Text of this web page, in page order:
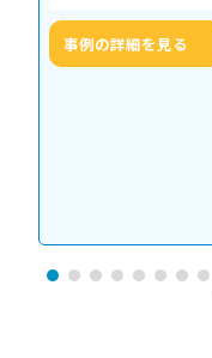
事例の詳細を見る